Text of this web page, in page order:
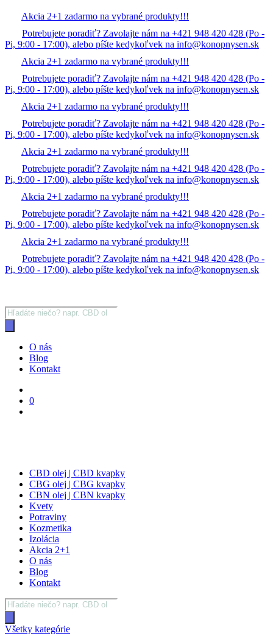
Akcia 2+1 zadarmo na vybrané produkty!!!
Potrebujete poradiť? Zavolajte nám na +421 948 420 428 (Po -
Pi, 9:00 - 17:00), alebo píšte kedykoľvek na info@konopnysen.sk
Akcia 2+1 zadarmo na vybrané produkty!!!
Potrebujete poradiť? Zavolajte nám na +421 948 420 428 (Po -
Pi, 9:00 - 17:00), alebo píšte kedykoľvek na info@konopnysen.sk
Akcia 2+1 zadarmo na vybrané produkty!!!
Potrebujete poradiť? Zavolajte nám na +421 948 420 428 (Po -
Pi, 9:00 - 17:00), alebo píšte kedykoľvek na info@konopnysen.sk
Akcia 2+1 zadarmo na vybrané produkty!!!
Potrebujete poradiť? Zavolajte nám na +421 948 420 428 (Po -
Pi, 9:00 - 17:00), alebo píšte kedykoľvek na info@konopnysen.sk
Akcia 2+1 zadarmo na vybrané produkty!!!
Potrebujete poradiť? Zavolajte nám na +421 948 420 428 (Po -
Pi, 9:00 - 17:00), alebo píšte kedykoľvek na info@konopnysen.sk
Akcia 2+1 zadarmo na vybrané produkty!!!
Potrebujete poradiť? Zavolajte nám na +421 948 420 428 (Po -
Pi, 9:00 - 17:00), alebo píšte kedykoľvek na info@konopnysen.sk
Products
search
O nás
Blog
Kontakt
0
CBD olej | CBD kvapky
CBG olej | CBG kvapky
CBN olej | CBN kvapky
Kvety
Potraviny
Kozmetika
Izolácia
Akcia 2+1
O nás
Blog
Kontakt
Products
search
Všetky kategórie